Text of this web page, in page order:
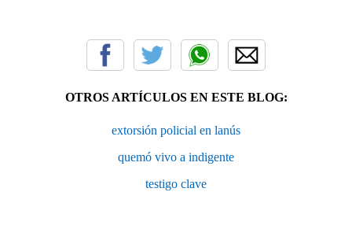
OTROS ARTÍCULOS EN ESTE BLOG:
extorsión policial en lanús
quemó vivo a indigente
testigo clave